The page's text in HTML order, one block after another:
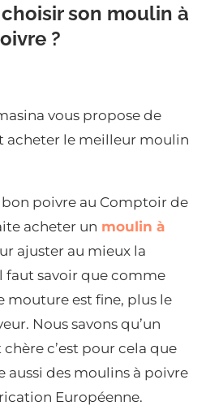
son moulin à
?
vous propose de
acheter le meilleur moulin
poivre au Comptoir de
acheter un moulin à
ajuster au mieux la
faut savoir que comme
mouture est fine, plus le
Nous savons qu’un
c’est pour cela que
aussi des moulins à poivre
Européenne.